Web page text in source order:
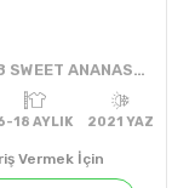
6-9-12-18 SWEET ANANASLI TEK BADİ
Vermek İçin